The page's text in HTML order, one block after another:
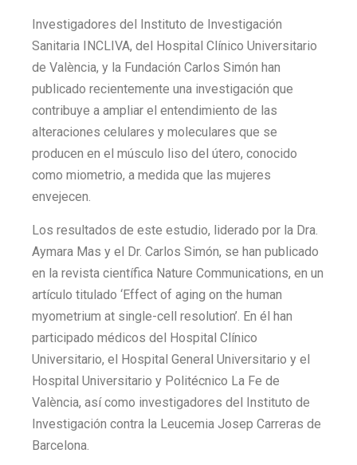
Investigadores del Instituto de Investigación
Sanitaria INCLIVA, del Hospital Clínico Universitario
de València, y la Fundación Carlos Simón han
publicado recientemente una investigación que
contribuye a ampliar el entendimiento de las
alteraciones celulares y moleculares que se
producen en el músculo liso del útero, conocido
como miometrio, a medida que las mujeres
envejecen.
Los resultados de este estudio, liderado por la Dra.
Aymara Mas y el Dr. Carlos Simón, se han publicado
en la revista científica Nature Communications, en un
artículo titulado ‘Effect of aging on the human
myometrium at single-cell resolution’. En él han
participado médicos del Hospital Clínico
Universitario, el Hospital General Universitario y el
Hospital Universitario y Politécnico La Fe de
València, así como investigadores del Instituto de
Investigación contra la Leucemia Josep Carreras de
Barcelona.